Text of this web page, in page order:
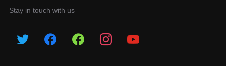
Stay in touch with us